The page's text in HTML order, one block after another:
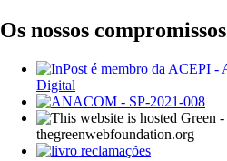
Os nossos compromissos